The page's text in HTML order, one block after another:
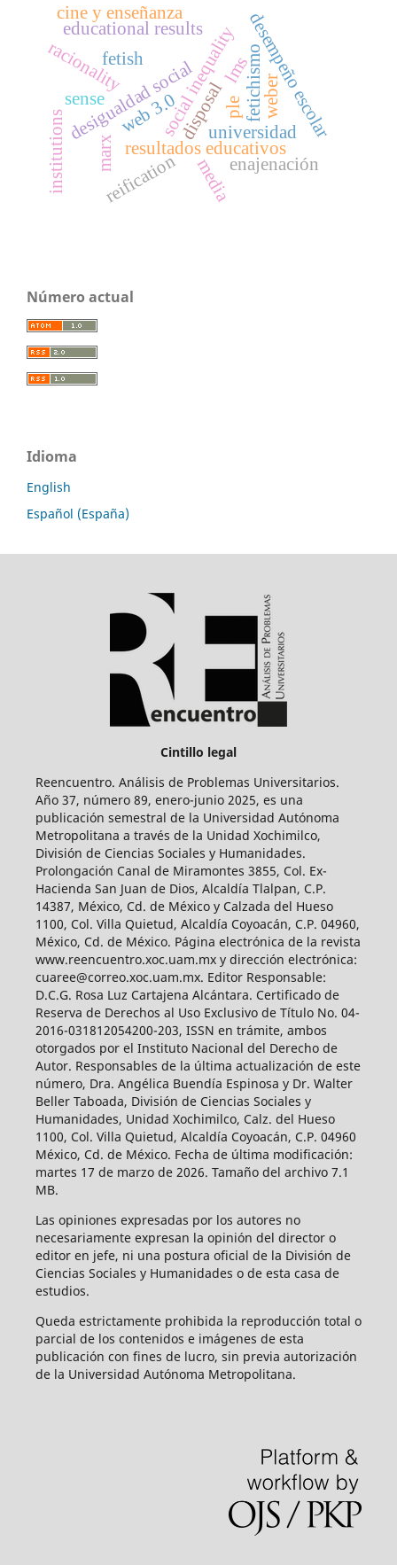
universidad
fetichismo
resultados educativos
desempeño escolar
social inequality
desigualdad social
racionality
weber
institutions
fetish
disposal
reification enajenación
marx
educational results
media
cine y enseñanza
ple
lms
web 3.0
sense
Número actual
Idioma
English
Español (España)
Cintillo legal
Reencuentro. Análisis de Problemas Universitarios.
Año 37, número 89, enero-junio 2025, es una
publicación semestral de la Universidad Autónoma
Metropolitana a través de la Unidad Xochimilco,
División de Ciencias Sociales y Humanidades.
Prolongación Canal de Miramontes 3855, Col. Ex-
Hacienda San Juan de Dios, Alcaldía Tlalpan, C.P.
14387, México, Cd. de México y Calzada del Hueso
1100, Col. Villa Quietud, Alcaldía Coyoacán, C.P. 04960,
México, Cd. de México. Página electrónica de la revista
www.reencuentro.xoc.uam.mx y dirección electrónica:
cuaree@correo.xoc.uam.mx. Editor Responsable:
D.C.G. Rosa Luz Cartajena Alcántara. Certificado de
Reserva de Derechos al Uso Exclusivo de Título No. 04-
2016-031812054200-203, ISSN en trámite, ambos
otorgados por el Instituto Nacional del Derecho de
Autor. Responsables de la última actualización de este
número, Dra. Angélica Buendía Espinosa y Dr. Walter
Beller Taboada, División de Ciencias Sociales y
Humanidades, Unidad Xochimilco, Calz. del Hueso
1100, Col. Villa Quietud, Alcaldía Coyoacán, C.P. 04960
México, Cd. de México. Fecha de última modificación:
martes 17 de marzo de 2026. Tamaño del archivo 7.1
MB.
Las opiniones expresadas por los autores no
necesariamente expresan la opinión del director o
editor en jefe, ni una postura oficial de la División de
Ciencias Sociales y Humanidades o de esta casa de
estudios.
Queda estrictamente prohibida la reproducción total o
parcial de los contenidos e imágenes de esta
publicación con fines de lucro, sin previa autorización
de la Universidad Autónoma Metropolitana.